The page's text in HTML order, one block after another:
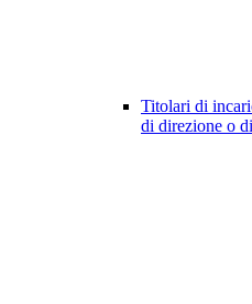
Titolari di
di direzione o